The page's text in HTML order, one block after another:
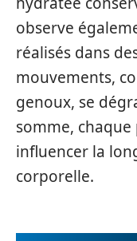
observe
réalisés dans
mouvements,
genoux, se
somme,
influencer la
corporelle.